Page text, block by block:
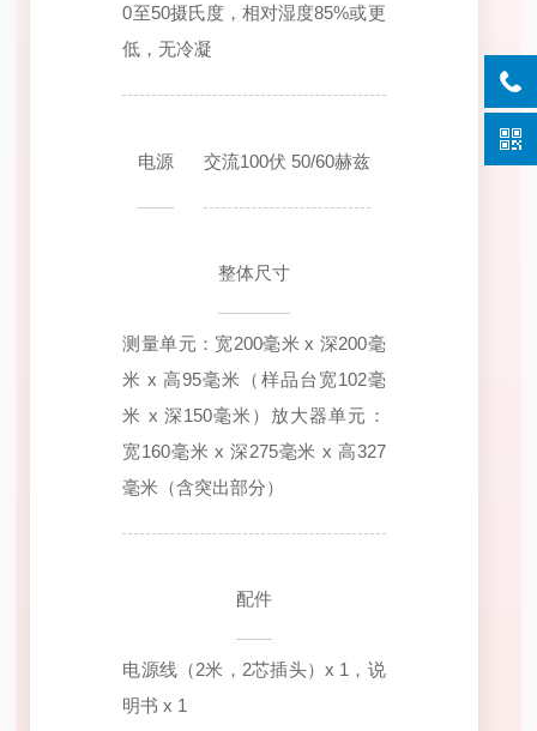
0至50摄氏度，相对湿度85%或更
低，无冷凝
电源 交流100伏 50/60赫兹
整体尺寸
测量单元：宽200毫米 x 深200毫
米 x 高95毫米（样品台宽102毫
米 x 深150毫米） 放大器单元：
宽160毫米 x 深275毫米 x 高327
毫米（含突出部分）
配件
电源线（2米，2芯插头）x 1，说
明书 x 1